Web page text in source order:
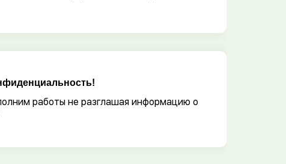
работы не разглашая информацию о